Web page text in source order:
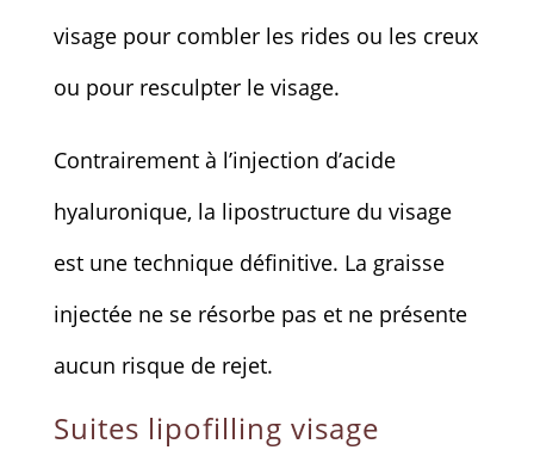
visage pour combler les rides ou les creux
ou pour resculpter le visage.
Contrairement à l’injection d’acide
hyaluronique, la lipostructure du visage
est une technique définitive. La graisse
injectée ne se résorbe pas et ne présente
aucun risque de rejet.
Suites lipofilling visage